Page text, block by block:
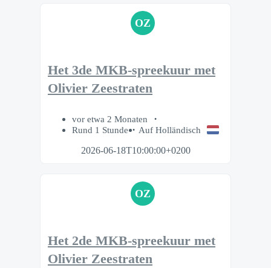
OZ
Het 3de MKB-spreekuur met
Olivier Zeestraten
vor etwa 2 Monaten
Rund 1 Stunde
Auf Holländisch
2026-06-18T10:00:00+0200
OZ
Het 2de MKB-spreekuur met
Olivier Zeestraten